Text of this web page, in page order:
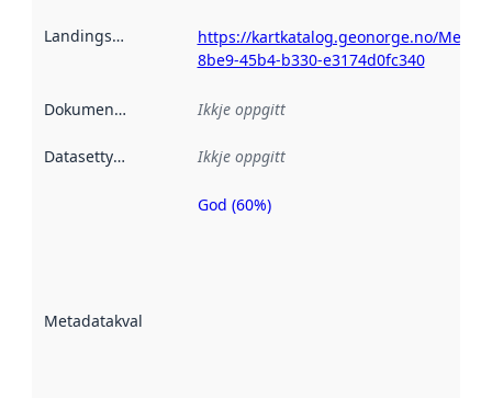
Landingsside
https://kartkatalog.geonorge.no/
8be9-45b4-b330-e3174d0fc340
Dokumentasjon Ikkje oppgitt
Datasettype Ikkje oppgitt
Metadatakvalitet
Metadatakvalitet
God (60%)